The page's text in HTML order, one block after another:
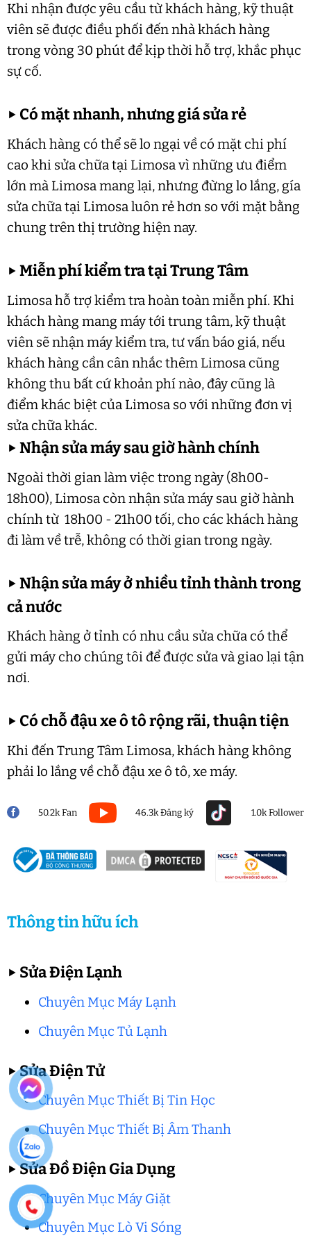
Khi nhận được yêu cầu từ khách hàng, kỹ thuật
viên sẽ được điều phối đến nhà khách hàng
trong vòng 30 phút để kịp thời hỗ trợ, khắc phục
sự cố.
▶ Có mặt nhanh, nhưng giá sửa rẻ
Khách hàng có thể sẽ lo ngại về có mặt chi phí
cao khi sửa chữa tại Limosa vì những ưu điểm
lớn mà Limosa mang lại, nhưng đừng lo lắng, gía
sửa chữa tại Limosa luôn rẻ hơn so với mặt bằng
chung trên thị trường hiện nay.
▶Miễn phí kiểm tra tại Trung Tâm
Limosa hỗ trợ kiểm tra hoàn toàn miễn phí. Khi
khách hàng mang máy tới trung tâm, kỹ thuật
viên sẽ nhận máy kiểm tra, tư vấn báo giá, nếu
khách hàng cần cân nhắc thêm Limosa cũng
không thu bất cứ khoản phí nào, đây cũng là
điểm khác biệt của Limosa so với những đơn vị
sửa chữa khác.
▶Nhận sửa máy sau giờ hành chính
Ngoài thời gian làm việc trong ngày (8h00-
18h00), Limosa còn nhận sửa máy sau giờ hành
chính từ 18h00 - 21h00 tối, cho các khách hàng
đi làm về trễ, không có thời gian trong ngày.
▶Nhận sửa máy ở nhiều tỉnh thành trong
cả nước
Khách hàng ở tỉnh có nhu cầu sửa chữa có thể
gửi máy cho chúng tôi để được sửa và giao lại tận
nơi.
▶ Có chỗ đậu xe ô tô rộng rãi, thuận tiện
Khi đến Trung Tâm Limosa, khách hàng không
phải lo lắng về chỗ đậu xe ô tô, xe máy.
50.2k Fan 46.3k Đăng ký 1.0k Follower
Thông tin hữu ích
▶ Sửa Điện Lạnh
Chuyên Mục Máy Lạnh
Chuyên Mục Tủ Lạnh
▶Sửa Điện Tử
Chuyên Mục Thiết Bị Tin Học
Chuyên Mục Thiết Bị Âm Thanh
▶Sửa Đồ Điện Gia Dụng
Chuyên Mục Máy Giặt
Chuyên Mục Lò Vi Sóng